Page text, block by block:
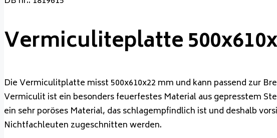
Vermiculiteplatte
Die Vermiculitplatte misst 500x610x22 mm und kann passend zur
Vermiculit ist ein besonders feuerfestes Material aus gepresstem
ein sehr poröses Material, das schlagempfindlich ist und deshalb
Nichtfachleuten zugeschnitten werden.